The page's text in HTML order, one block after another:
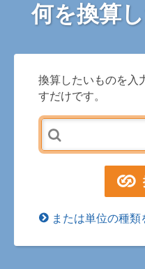
何を換算
換算したいものを入
すだけです。
または単位の種